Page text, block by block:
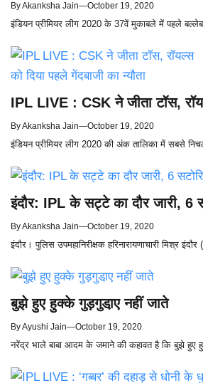
ByAkanksha Jain—October 19, 2020
इंडियन प्रीमियर लीग 2020 के 37वें मुकाबले में पहले
IPL LIVE : CSK ने जीता टॉस,
ByAkanksha Jain—October 19, 2020
इंडियन प्रीमियर लीग 2020 की अंक तालिका में सबसे
इंदौर: IPL के सट्टे का दौर जारी, 6
ByAkanksha Jain—October 19, 2020
इंदौर। पुलिस उपमहानिरीक्षक हरिनारायणाचारी मिश्र
बुझे हुए हुक्के गुड़गुडा़ए नहीं जाते
ByAyushi Jain—October 19, 2020
नरेंद्र भाले बाबा आदम के जमाने की कहावत है कि बुझे हुए